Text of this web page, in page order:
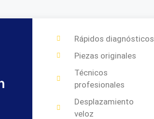
Rápidos diagnósticos
Piezas originales
Técnicos
profesionales
Desplazamiento
veloz